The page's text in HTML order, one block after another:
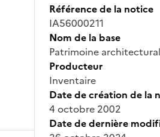
Référence de la notice
IA56000211
Nom de la base
Patrimoine
Producteur
Inventaire
Date de création de la
4 octobre 2002
Date de dernière